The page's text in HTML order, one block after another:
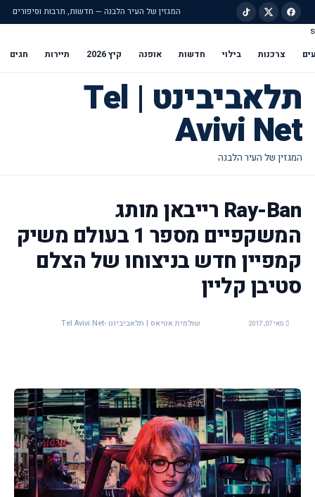
המגזין של העיר הלבנה — חדשות, תרבות וסיפורים
s
צרכנות בילוי חדשות אופנה קיץ 2026 תיירות חגים
תלאביבינט | Tel
Avivi Net
Ray-Ban רייבאן מותג
המשקפיים מספר 1 בעולם משיק
קמפיין חדש בניצוחו של הצלם
סטיבן קליין
מאי 07, 2017 שולמית אטיאס | תלאביבינט -Tel Avivi Net